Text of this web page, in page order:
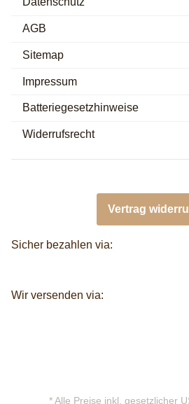
AGB
Sitemap
Impressum
Batteriegesetzhinweise
Widerrufsrecht
Vertrag
Sicher bezahlen via:
Wir versenden via:
* Alle Preise inkl. gesetzlicher